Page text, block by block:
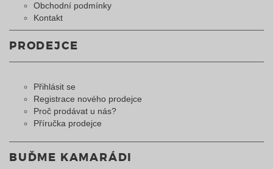
Obchodní podmínky
Kontakt
PRODEJCE
Přihlásit se
Registrace nového prodejce
Proč prodávat u nás?
Příručka prodejce
BUĎME KAMARÁDI